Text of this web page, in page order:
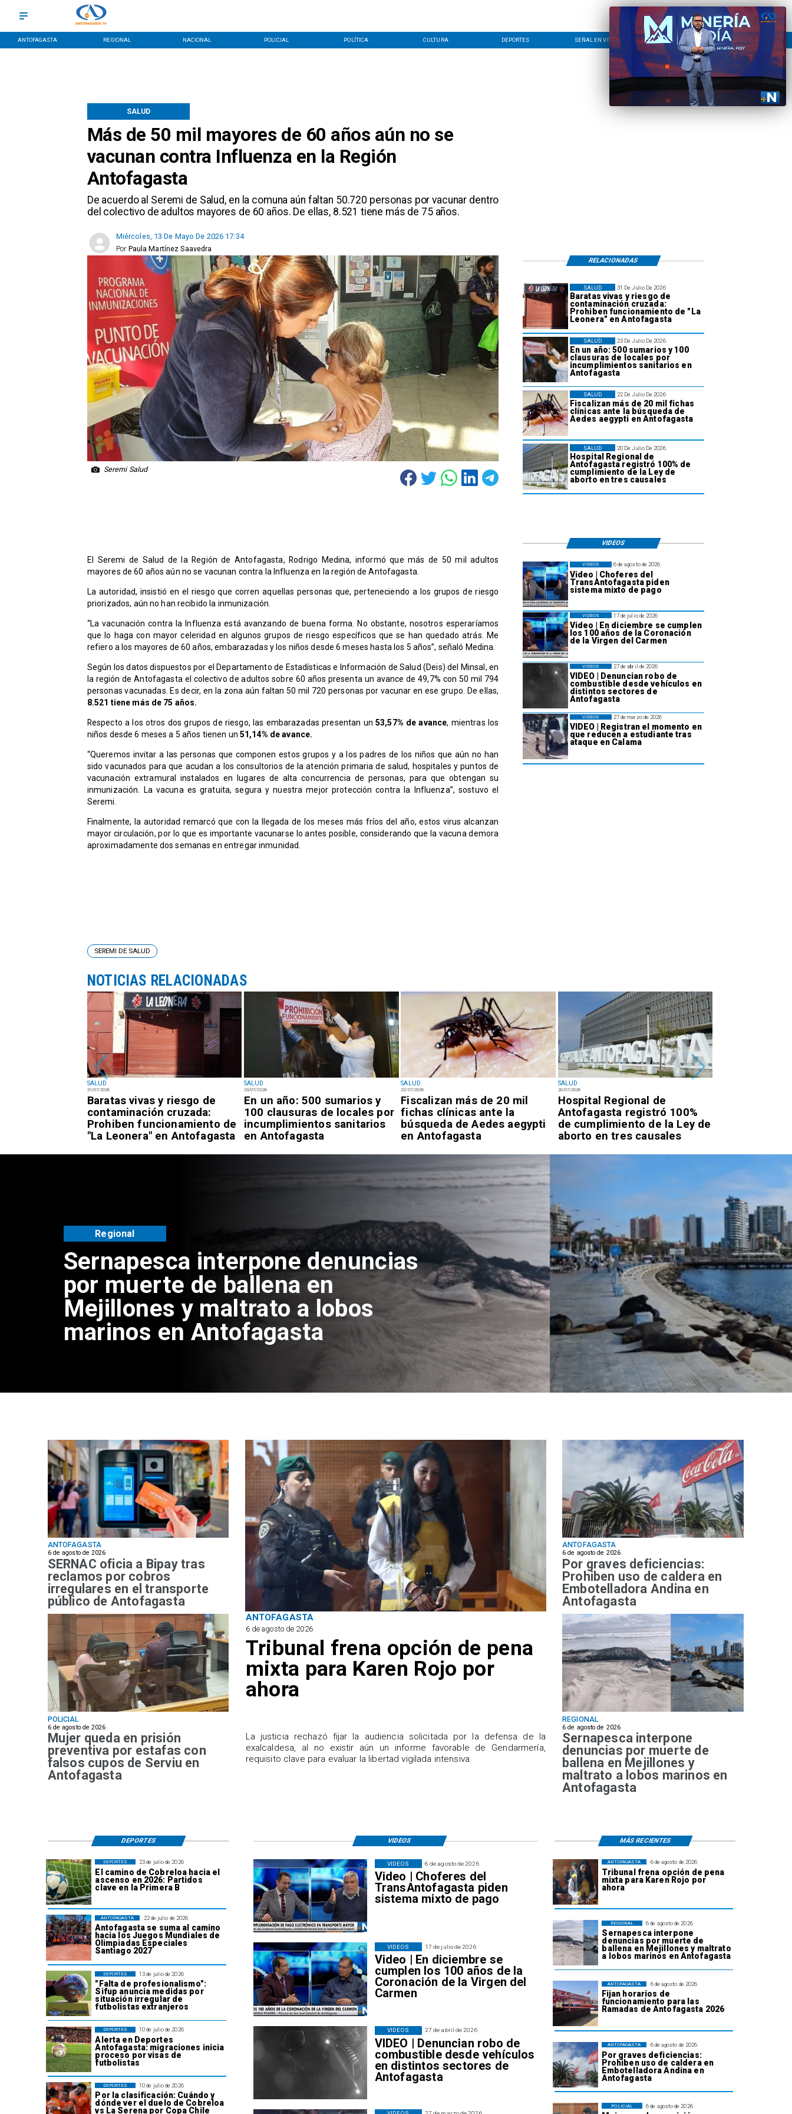
ANTOFAGASTA REGIONAL NACIONAL POLICIAL POLÍTICA CULTURA DEPORTES SEÑAL EN VIVO CONTACTO LÍNEA EDITORIAL
Más de 50 mil mayores de 60 años aún no se
vacunan contra Influenza en la Región
Antofagasta
De acuerdo al Seremi de Salud, en la comuna aún faltan 50.720 personas por vacunar dentro
del colectivo de adultos mayores de 60 años. De ellas, 8.521 tiene más de 75 años.
SALUD
Miércoles, 13 De Mayo De 2026 17:34
Paula Martínez Saavedra
Por
Seremi Salud
31 De Julio De 2026
Baratas vivas y riesgo de
contaminación cruzada:
Prohiben funcionamiento de "La
Leonera" en Antofagasta
SALUD
23 De Julio De 2026
En un año: 500 sumarios y 100
clausuras de locales por
incumplimientos sanitarios en
Antofagasta
SALUD
22 De Julio De 2026
Fiscalizan más de 20 mil fichas
clínicas ante la búsqueda de
Aedes aegypti en Antofagasta
SALUD
20 De Julio De 2026
Hospital Regional de
Antofagasta registró 100% de
cumplimiento de la Ley de
aborto en tres causales
SALUD
RELACIONADAS
El Seremi de Salud de la Región de Antofagasta, Rodrigo Medina, informó que más de 50 mil adultos
mayores de 60 años aún no se vacunan contra la Influenza en la región de Antofagasta.
La autoridad, insistió en el riesgo que corren aquellas personas que, perteneciendo a los grupos de riesgo
priorizados, aún no han recibido la inmunización.
“La vacunación contra la Influenza está avanzando de buena forma. No obstante, nosotros esperaríamos
que lo haga con mayor celeridad en algunos grupos de riesgo específicos que se han quedado atrás. Me
refiero a los mayores de 60 años, embarazadas y los niños desde 6 meses hasta los 5 años”, señaló Medina.
Según los datos dispuestos por el Departamento de Estadísticas e Información de Salud (Deis) del Minsal, en
la región de Antofagasta el colectivo de adultos sobre 60 años presenta un avance de 49,7% con 50 mil 794
personas vacunadas. Es decir, en la zona aún faltan 50 mil 720 personas por vacunar en ese grupo. De ellas,
8.521 tiene más de 75 años.
Respecto a los otros dos grupos de riesgo, las embarazadas presentan un53,57% de avance, mientras los
niños desde 6 meses a 5 años tienen un 51,14% de avance.
“Queremos invitar a las personas que componen estos grupos y a los padres de los niños que aún no han
sido vacunados para que acudan a los consultorios de la atención primaria de salud, hospitales y puntos de
vacunación extramural instalados en lugares de alta concurrencia de personas, para que obtengan su
inmunización. La vacuna es gratuita, segura y nuestra mejor protección contra la Influenza”, sostuvo el
Seremi.
Finalmente, la autoridad remarcó que con la llegada de los meses más fríos del año, estos virus alcanzan
mayor circulación, por lo que es importante vacunarse lo antes posible, considerando que la vacuna demora
aproximadamente dos semanas en entregar inmunidad.
VIDEOS
6 de agosto de 2026
Video | Choferes del
TransAntofagasta piden
sistema mixto de pago
VIDEOS
17 de julio de 2026
Video | En diciembre se cumplen
los 100 años de la Coronación
de la Virgen del Carmen
VIDEOS
27 de abril de 2026
VIDEO | Denuncian robo de
combustible desde vehículos en
distintos sectores de
Antofagasta
VIDEOS
27 de marzo de 2026
VIDEO | Registran el momento en
que reducen a estudiante tras
ataque en Calama
VIDEOS
SALUD
31/07/2026
Baratas vivas y riesgo de
contaminación cruzada:
Prohiben funcionamiento de
"La Leonera" en Antofagasta
SALUD
23/07/2026
En un año: 500 sumarios y
100 clausuras de locales por
incumplimientos sanitarios
en Antofagasta
SALUD
22/07/2026
Fiscalizan más de 20 mil
fichas clínicas ante la
búsqueda de Aedes aegypti
en Antofagasta
SALUD
20/07/2026
Hospital Regional de
Antofagasta registró 100%
de cumplimiento de la Ley de
aborto en tres causales
SEREMI DE SALUD
NOTICIAS RELACIONADAS
Sernapesca interpone denuncias
por muerte de ballena en
Mejillones y maltrato a lobos
marinos en Antofagasta
Regional
ANTOFAGASTA
6 de agosto de 2026
SERNAC oficia a Bipay tras
reclamos por cobros
irregulares en el transporte
público de Antofagasta
ANTOFAGASTA
6 de agosto de 2026
Tribunal frena opción de pena
mixta para Karen Rojo por
ahora
​La justicia rechazó fijar la audiencia solicitada por la defensa de la
exalcaldesa, al no existir aún un informe favorable de Gendarmería,
requisito clave para evaluar la libertad vigilada intensiva.
POLICIAL
6 de agosto de 2026
Mujer queda en prisión
preventiva por estafas con
falsos cupos de Serviu en
Antofagasta
ANTOFAGASTA
6 de agosto de 2026
Por graves deficiencias:
Prohiben uso de caldera en
Embotelladora Andina en
Antofagasta
REGIONAL
6 de agosto de 2026
Sernapesca interpone
denuncias por muerte de
ballena en Mejillones y
maltrato a lobos marinos en
Antofagasta
6 de agosto de 2026
Tribunal frena opción de pena
mixta para Karen Rojo por
ahora
ANTOFAGASTA
6 de agosto de 2026
Sernapesca interpone
denuncias por muerte de
ballena en Mejillones y maltrato
a lobos marinos en Antofagasta
REGIONAL
6 de agosto de 2026
Fijan horarios de
funcionamiento para las
Ramadas de Antofagasta 2026
ANTOFAGASTA
6 de agosto de 2026
Por graves deficiencias:
Prohiben uso de caldera en
Embotelladora Andina en
Antofagasta
ANTOFAGASTA
6 de agosto de 2026
POLICIAL
23 de julio de 2026
El camino de Cobreloa hacia el
ascenso en 2026: Partidos
clave en la Primera B
DEPORTES
22 de julio de 2026
Antofagasta se suma al camino
hacia los Juegos Mundiales de
Olimpiadas Especiales
Santiago 2027
ANTOFAGASTA
13 de julio de 2026
"Falta de profesionalismo":
Sifup anuncia medidas por
situación irregular de
futbolistas extranjeros
DEPORTES
10 de julio de 2026
Alerta en Deportes
Antofagasta: migraciones inicia
proceso por visas de
futbolistas
DEPORTES
10 de julio de 2026
Por la clasificación: Cuándo y
dónde ver el duelo de Cobreloa
vs La Serena por Copa Chile
DEPORTES
6 de agosto de 2026
Video | Choferes del
TransAntofagasta piden
sistema mixto de pago
VIDEOS
17 de julio de 2026
Video | En diciembre se
cumplen los 100 años de la
Coronación de la Virgen del
Carmen
VIDEOS
27 de abril de 2026
VIDEO | Denuncian robo de
combustible desde vehículos
en distintos sectores de
Antofagasta
VIDEOS
VIDEOS
DEPORTES MÁS RECIENTES